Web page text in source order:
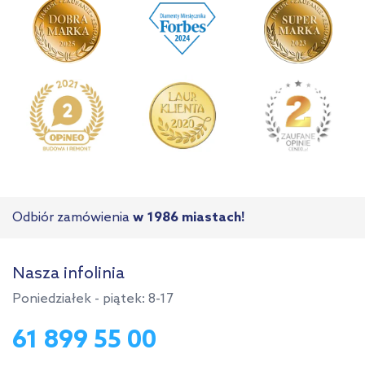
Odbiór zamówienia w 1986 miastach!
Nasza infolinia
Poniedziałek - piątek: 8-17
61 899 55 00